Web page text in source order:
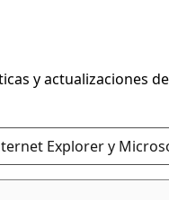
y actualizaciones
Explorer y